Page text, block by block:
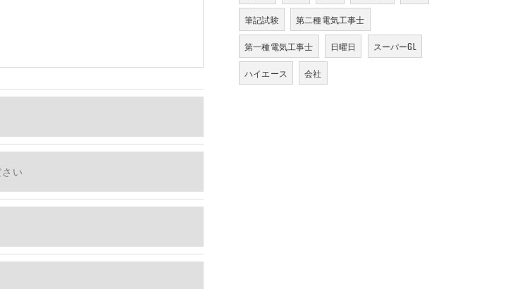
る場合があります。
筆記試験 第二種電気工事士
第一種電気工事士 日曜日 スーパーGL
ハイエース 会社